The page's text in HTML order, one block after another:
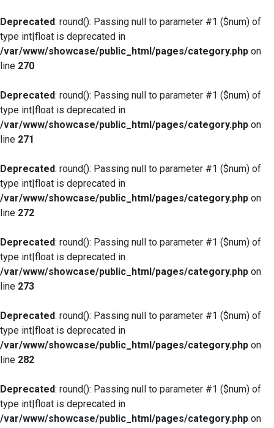
Deprecated: round(): Passing null to parameter #1 ($num) of
type int|float is deprecated in
/var/www/showcase/public_html/pages/category.php on
line 270
Deprecated: round(): Passing null to parameter #1 ($num) of
type int|float is deprecated in
/var/www/showcase/public_html/pages/category.php on
line 271
Deprecated: round(): Passing null to parameter #1 ($num) of
type int|float is deprecated in
/var/www/showcase/public_html/pages/category.php on
line 272
Deprecated: round(): Passing null to parameter #1 ($num) of
type int|float is deprecated in
/var/www/showcase/public_html/pages/category.php on
line 273
Deprecated: round(): Passing null to parameter #1 ($num) of
type int|float is deprecated in
/var/www/showcase/public_html/pages/category.php on
line 282
Deprecated: round(): Passing null to parameter #1 ($num) of
type int|float is deprecated in
/var/www/showcase/public_html/pages/category.php on